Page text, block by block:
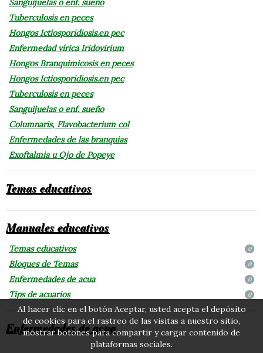
Sanguijuelas o enf. sueño
Tuberculosis en peces
Hongos Ictiosporidiosis.en pec
Enfermedad vírica Iridovirium
Hongos Branquimicosis en peces
Hongos Ictiosporidiosis.en pec
Tuberculosis en peces
Sanguijuelas o enf. sueño
Columnaris, Flavobacterium col
Enfermedades de las branquias
Exoftalmia u Ojo de Popeye
Temas educativos
Manuales educativos
Temas educativos 0
Bloques de Temas 0
Enfermedades de acua 0
Tips de acuarios 0
Enfermedades de acua
Al hacer clic en el botón Aceptar, usted acepta el depósito
de cookies para el rastreo de las visitas a nuestro sitio,
mostrar botones para compartir y cargar contenido de
plataformas sociales.